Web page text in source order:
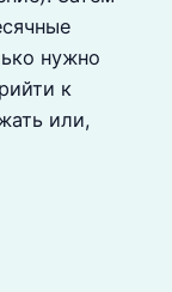
нужно
к
или,